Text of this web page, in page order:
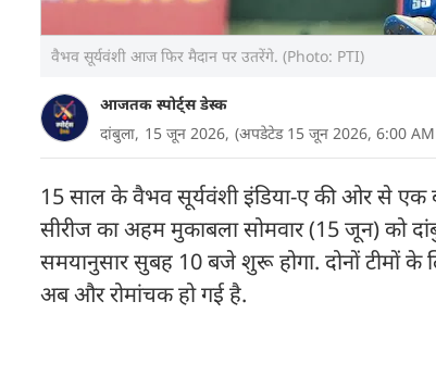
वैभव सूर्यवंशी आज फिर मैदान पर उतरेंगे. (Photo: PTI)
आजतक स्पोर्ट्स डेस्क
दांबुला, 15 जून 2026, (अपडेटेड 15 जून 2026, 6:00
15 साल के वैभव सूर्यवंशी इंडिया-ए की ओर से एक
सीरीज का अहम मुकाबला सोमवार (15 जून) को
समयानुसार सुबह 10 बजे शुरू होगा. दोनों टीमों के
अब और रोमांचक हो गई है.